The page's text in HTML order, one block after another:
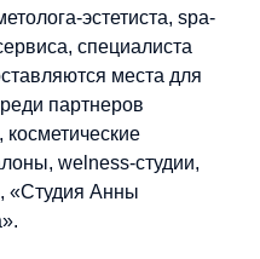
эстетиста, spa-
специалиста
места для
партнеров
welness-студии,
«Студия Анны